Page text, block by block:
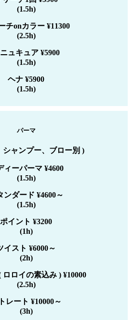
(1.5h)
チonカラー ¥11300
(2.5h)
ュキュア ¥5900
(1.5h)
ヘナ ¥5900
(1.5h)
パーマ
シャンプー、ブロー別 )
ィーパーマ ¥4600
(1.5h)
ンダード ¥4600～
(1.5h)
ポイント ¥3200
(1h)
イスト ¥6000～
(2h)
ロロイの素込み ) ¥10000
(2.5h)
レート ¥10000～
(3h)